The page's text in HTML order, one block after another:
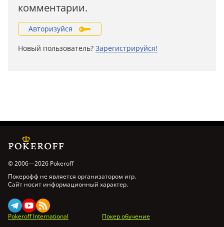
комментарии.
Авторизуйся
Новый пользователь? Зарегистрируйся!
© 2006—2026 Pokeroff
Покерофф не является организатором игр.
Сайт носит информационный характер.
Pokeroff International
Покер обучение